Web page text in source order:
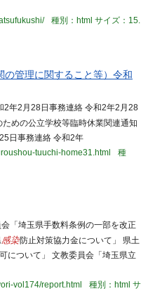
種別：html サイズ：15.
の管理に関すること等）令和
年2月28日事務連絡 令和2年2月28
ための公立学校等臨時休業関連通知
日事務連絡 令和2年
tuuchi-home31.html
種
「埼玉県手数料条例の一部を改正
感染防止対策協力金について」 県土
について」 文教委員会「埼玉県立
vol174/report.html
種別：html サ